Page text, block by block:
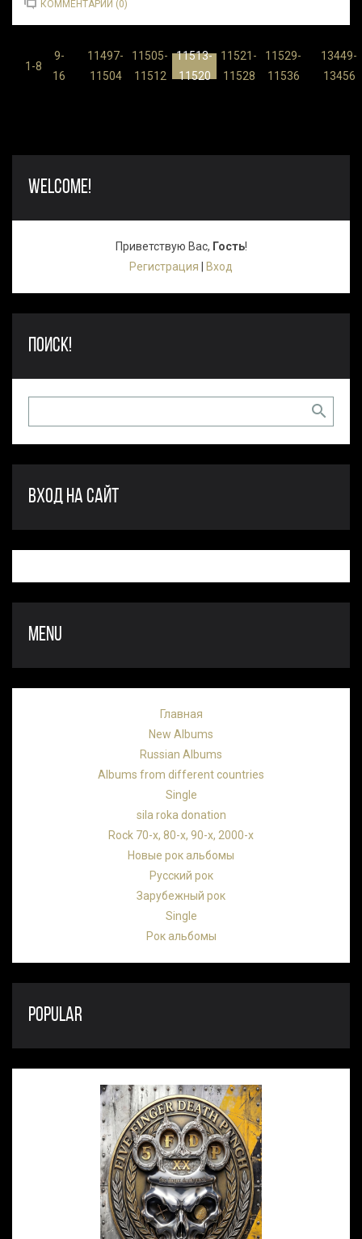
КОММЕНТАРИИ (0)
1-8
9-
16
11497-
11504
11505-
11512
11513-
11520
11521-
11528
11529-
11536
13449-
13456
WELCOME!
Приветствую Вас, Гость!
Регистрация
Вход
ПОИСК!
ВХОД НА САЙТ
MENU
Главная
New Albums
Russian Albums
Albums from different countries
Single
sila roka donation
Rock 70-х, 80-х, 90-х, 2000-х
Новые рок альбомы
Русский рок
Зарубежный рок
Single
Рок альбомы
POPULAR